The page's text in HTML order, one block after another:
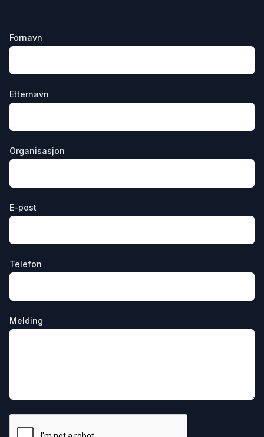
Fornavn
Etternavn
Organisasjon
E-post
Telefon
Melding